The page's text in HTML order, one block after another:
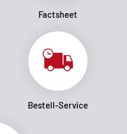
Factsheet
Bestell-Service